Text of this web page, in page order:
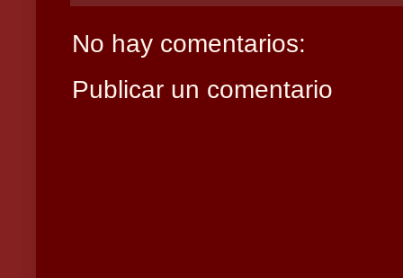
No hay comentarios:
Publicar un comentario